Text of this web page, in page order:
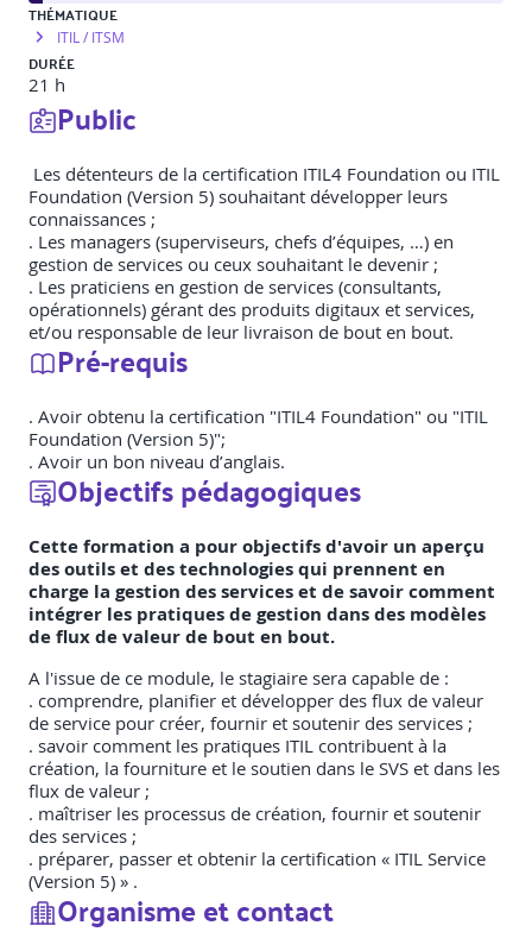
THÉMATIQUE
ITIL / ITSM
DURÉE
21 h
Public
Les détenteurs de la certification ITIL4 Foundation ou ITIL
Foundation (Version 5) souhaitant développer leurs
connaissances ;
. Les managers (superviseurs, chefs d’équipes, …) en
gestion de services ou ceux souhaitant le devenir ;
. Les praticiens en gestion de services (consultants,
opérationnels) gérant des produits digitaux et services,
et/ou responsable de leur livraison de bout en bout.
Pré-requis
. Avoir obtenu la certification "ITIL4 Foundation" ou "ITIL
Foundation (Version 5)";
. Avoir un bon niveau d’anglais.
Objectifs pédagogiques
Cette formation a pour objectifs d'avoir un aperçu
des outils et des technologies qui prennent en
charge la gestion des services et de savoir comment
intégrer les pratiques de gestion dans des modèles
de flux de valeur de bout en bout.
A l'issue de ce module, le stagiaire sera capable de :
. comprendre, planifier et développer des flux de valeur
de service pour créer, fournir et soutenir des services ;
. savoir comment les pratiques ITIL contribuent à la
création, la fourniture et le soutien dans le SVS et dans les
flux de valeur ;
. maîtriser les processus de création, fournir et soutenir
des services ;
. préparer, passer et obtenir la certification « ITIL Service
(Version 5) » .
Organisme et contact